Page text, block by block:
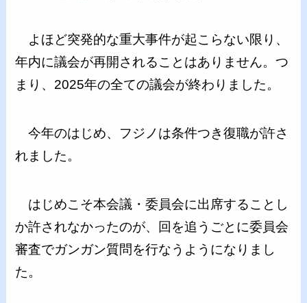
よほど突発的な重大事件が起こらない限り、
年内に議会が再開されることはありません。つ
まり、2025年の全ての議会が終わりました。
今年のはじめ、フジノは条件つき復職が許さ
れました。
はじめこそ本会議・委員会に出席することし
か許されなかったのが、回を追うごとに委員会
審査でガンガン質問を行なうようになりまし
た。